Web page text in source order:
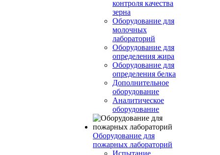
контроля качества
зерна
Оборудование для
молочных
лабораторий
Оборудование для
определения жира
Оборудование для
определения белка
Дополнительное
оборудование
Аналитическое
оборудование
Оборудование для
пожарных лабораторий
Испытание